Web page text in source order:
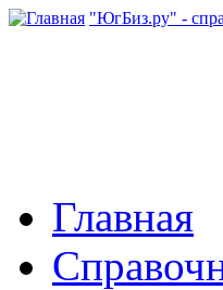
"ЮгБиз.ру" -
Главная